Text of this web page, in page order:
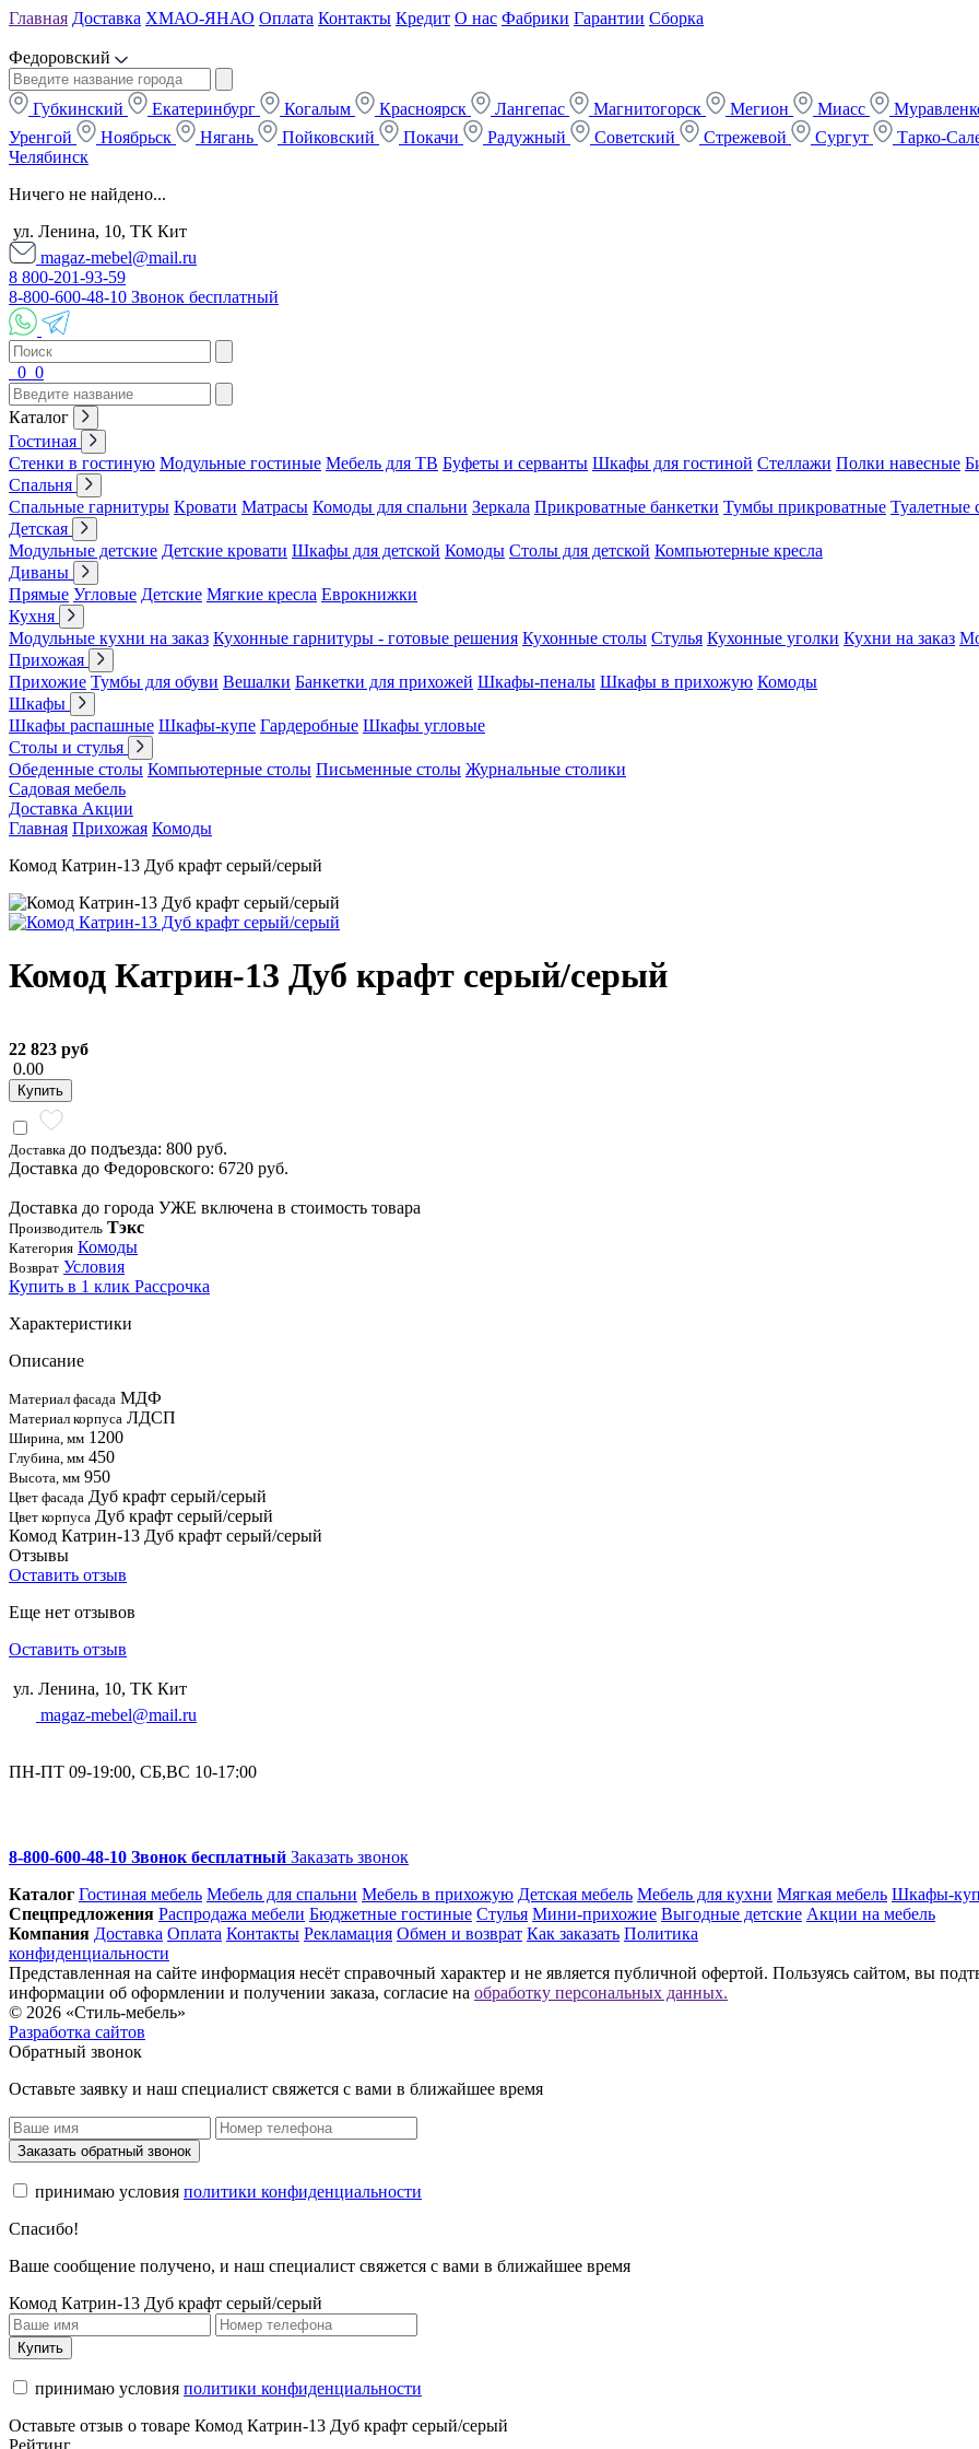
Главная Доставка ХМАО-ЯНАО Оплата Контакты Кредит О нас Фабрики Гарантии Сборка
Федоровский
Губкинский Екатеринбург Когалым Красноярск Лангепас Магнитогорск Мегион Миасс
Уренгой
Ноябрьск Нягань Пойковский Покачи Радужный Советский Стрежевой Сургут
Тарко-
Челябинск
Ничего не найдено...
ул. Ленина, 10, ТК Кит
magaz-mebel@mail.ru
8 800-201-93-59
8-800-600-48-10 Звонок бесплатный
0 0
Каталог
Гостиная
Стенки в гостиную Модульные гостиные Мебель для ТВ Буфеты и серванты Шкафы для гостиной Стеллажи Полки навесные
Спальня
Спальные гарнитуры Кровати Матрасы Комоды для спальни Зеркала Прикроватные банкетки Тумбы прикроватные Туалетные
Детская
Модульные детские Детские кровати Шкафы для детской Комоды Столы для детской Компьютерные кресла
Диваны
Прямые Угловые Детские Мягкие кресла Еврокнижки
Кухня
Модульные кухни на заказ Кухонные гарнитуры - готовые решения Кухонные столы Стулья Кухонные уголки Кухни на заказ
Прихожая
Прихожие Тумбы для обуви Вешалки Банкетки для прихожей Шкафы-пеналы Шкафы в прихожую Комоды
Шкафы
Шкафы распашные Шкафы-купе Гардеробные Шкафы угловые
Столы и стулья
Обеденные столы Компьютерные столы Письменные столы Журнальные столики
Садовая мебель
Доставка Акции
Главная Прихожая Комоды
Комод Катрин-13 Дуб крафт серый/серый
Комод Катрин-13 Дуб крафт серый/серый
22 823 руб
0.00
Купить
Доставка до подъезда: 800 руб.
Доставка до Федоровского: 6720 руб.
Доставка до города УЖЕ включена в стоимость товара
Производитель Тэкс
Категория Комоды
Возврат Условия
Купить в 1 клик Рассрочка
Характеристики
Описание
Материал фасада МДФ
Материал корпуса ЛДСП
Ширина, мм 1200
Глубина, мм 450
Высота, мм 950
Цвет фасада Дуб крафт серый/серый
Цвет корпуса Дуб крафт серый/серый
Комод Катрин-13 Дуб крафт серый/серый
Отзывы
Оставить отзыв
Еще нет отзывов
Оставить отзыв
ул. Ленина, 10, ТК Кит
magaz-mebel@mail.ru
ПН-ПТ 09-19:00, СБ,ВС 10-17:00
8-800-600-48-10 Звонок бесплатный Заказать звонок
Каталог Гостиная мебель Мебель для спальни Мебель в прихожую Детская мебель Мебель для кухни Мягкая мебель Шкафы-
Спец­предложения Распродажа мебели Бюджетные гостиные Стулья Мини-прихожие Выгодные детские Акции на мебель
Компания Доставка Оплата Контакты Рекламация Обмен и возврат Как заказать Политика
конфиденциальности
Представленная на сайте информация несёт справочный характер и не является публичной офертой. Пользуясь сайтом, вы
информации об оформлении и получении заказа, согласие на обработку персональных данных.
© 2026 «Стиль-мебель»
Разработка сайтов
Обратный звонок
Оставьте заявку и наш специалист свяжется с вами в ближайшее время
Заказать обратный звонок
принимаю условия политики конфиденциальности
Спасибо!
Ваше сообщение получено, и наш специалист свяжется с вами в ближайшее время
Комод Катрин-13 Дуб крафт серый/серый
Купить
принимаю условия политики конфиденциальности
Оставьте отзыв о товаре Комод Катрин-13 Дуб крафт серый/серый
Рейтинг